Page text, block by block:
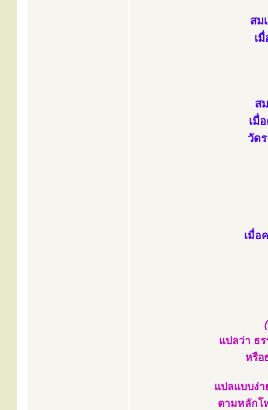
สม
เ
ส
เมื่
วัด
เมื่อ
แปลว่า ธ
หรือ
แปลแบบง่
ตามหลักโ